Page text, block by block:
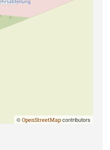
© OpenStreetMap contributors